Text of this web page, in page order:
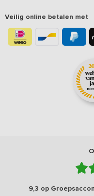
Veilig online betalen met
9,3 op